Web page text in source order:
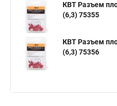
КВТ Разъем
(6,3) 75355
КВТ Разъем
(6,3) 75356